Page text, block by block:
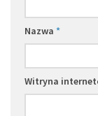
Nazwa *
Witryna